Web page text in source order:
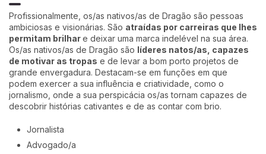
Profissionalmente, os/as nativos/as de Dragão são pessoas
ambiciosas e visionárias. São atraídas por carreiras que lhes
permitam brilhare deixar uma marca indelével na sua área.
Os/as nativos/as de Dragão são líderes natos/as, capazes
de motivar as tropas e de levar a bom porto projetos de
grande envergadura. Destacam-se em funções em que
podem exercer a sua influência e criatividade, como o
jornalismo, onde a sua perspicácia os/as tornam capazes de
descobrir histórias cativantes e de as contar com brio.
Jornalista
Advogado/a